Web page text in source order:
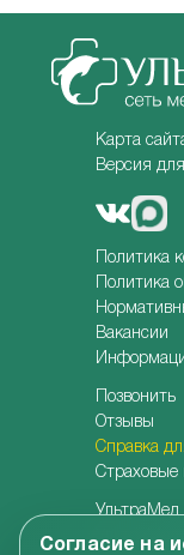
Согласие на
Карта
Версия
Политика
Политика
Вакансии
Позвонить
Отзывы
Справка
Страховые
УльтраМед
УльтраМед